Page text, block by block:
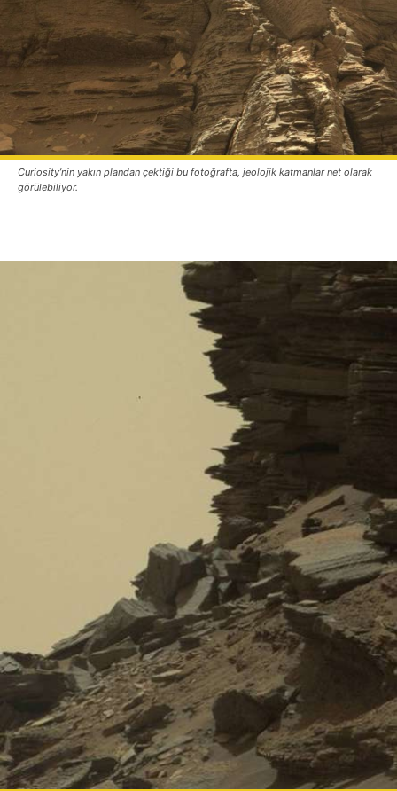
Curiosity’nin yakın plandan çektiği bu fotoğrafta, jeolojik katmanlar net olarak
görülebiliyor.